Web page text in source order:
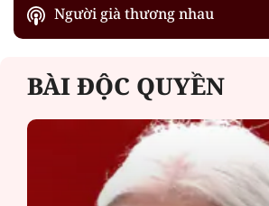
Người già thương nhau
BÀI ĐỘC QUYỀN